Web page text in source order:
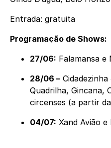
Entrada: gratuita
Programação de Shows:
27/06: Falamansa e
28/06 –
Quadrilha, Gincana,
circenses (a partir
04/07: Xand Avião